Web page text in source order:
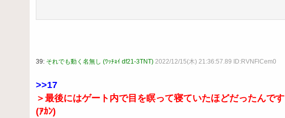
39: それでも動く名無し (ﾜｯﾁｮｲ df21-3TNT) 2022/12/15(木) 21:36:57.89 ID:RVNFlCem0
>>17
＞最後にはゲート内で目を瞑って寝ていたほどだったんです
(ｱｶﾝ)